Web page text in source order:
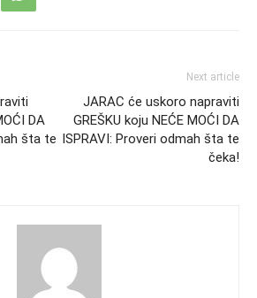
DA
šta te
Next article
JARAC će uskoro napraviti
GREŠKU koju NEĆE MOĆI DA
ISPRAVI: Proveri odmah šta te
čeka!